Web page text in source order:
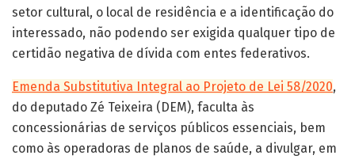
setor cultural, o local de residência e a identificação do
interessado, não podendo ser exigida qualquer tipo de
certidão negativa de dívida com entes federativos.
Emenda Substitutiva Integral ao Projeto de Lei 58/2020,
do deputado Zé Teixeira (DEM), faculta às
concessionárias de serviços públicos essenciais, bem
como às operadoras de planos de saúde, a divulgar, em